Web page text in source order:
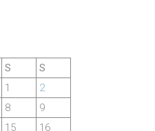
S
S
1
2
8
9
15
16